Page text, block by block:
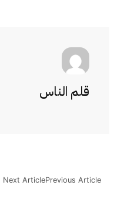
قلم الناس
Previous Article
Next Article